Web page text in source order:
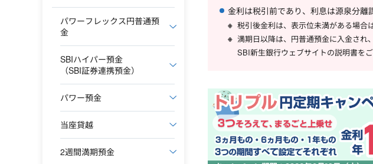
金利は税引前であり、利息は源泉分離
税引後金利は、表示位未満がある場合
満期日以降は、円普通預金に入金され
SBI新生銀行ウェブサイトの説明書をご
パワーフレックス円普通預
金
SBIハイパー預金
（SBI証券連携預金）
パワー預金
当座貸越
2週間満期預金